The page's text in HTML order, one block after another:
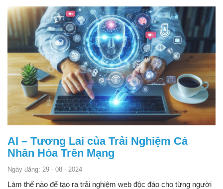
AI – Tương Lai của Trải Nghiệm Cá
Nhân Hóa Trên Mạng
Ngày đăng: 29 - 08 - 2024
Làm thế nào để tạo ra trải nghiệm web độc đáo cho từng người